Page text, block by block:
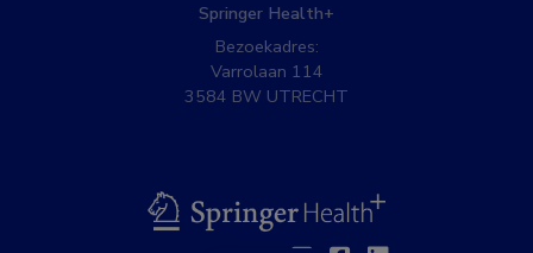
Springer Health+
Bezoekadres:
Varrolaan 114
3584 BW UTRECHT
BSL